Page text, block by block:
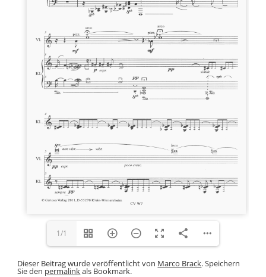
1/1
Dieser Beitrag wurde veröffentlicht von Marco Brack. Speichern
Sie den permalinkals Bookmark.